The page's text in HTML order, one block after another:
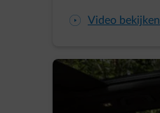
arrow-play-fwd Video bekijken